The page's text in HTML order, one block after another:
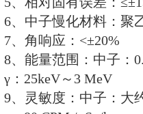
3、中、英文双
4、数字式LCD
5、可存储140
丢失。